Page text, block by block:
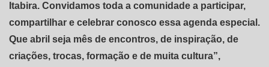
Itabira. Convidamos toda a comunidade a participar,
compartilhar e celebrar conosco essa agenda especial.
Que abril seja mês de encontros, de inspiração, de
criações, trocas, formação e de muita cultura”,